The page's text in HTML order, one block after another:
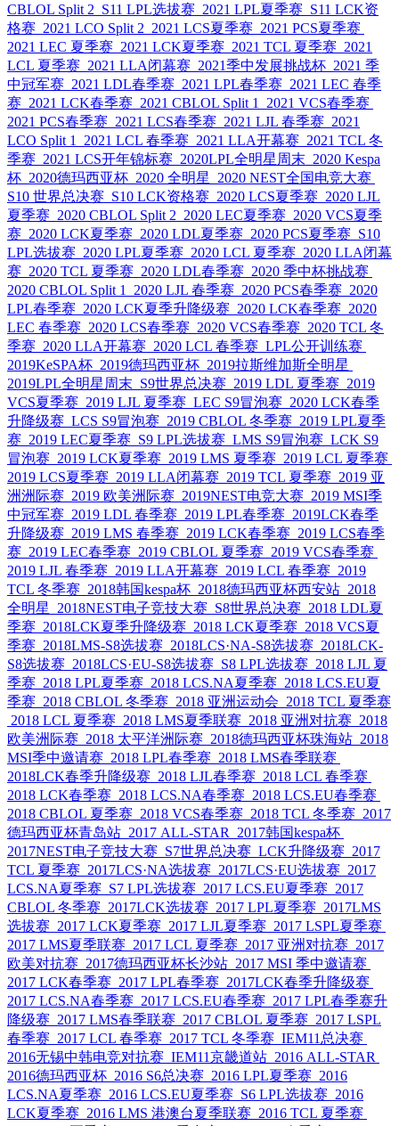
CBLOL Split 2 S11 LPL选拔赛 2021 LPL夏季赛 S11 LCK资
格赛 2021 LCO Split 2 2021 LCS夏季赛 2021 PCS夏季赛
2021 LEC 夏季赛 2021 LCK夏季赛 2021 TCL 夏季赛 2021
LCL 夏季赛 2021 LLA闭幕赛 2021季中发展挑战杯 2021 季
中冠军赛 2021 LDL春季赛 2021 LPL春季赛 2021 LEC 春季
赛 2021 LCK春季赛 2021 CBLOL Split 1
2021 VCS春季赛
2021 PCS春季赛 2021 LCS春季赛 2021 LJL 春季赛 2021
LCO Split 1
2021 LCL 春季赛 2021 LLA开幕赛 2021 TCL 冬
季赛 2021 LCS开年锦标赛 2020LPL全明星周末 2020 Kespa
杯 2020德玛西亚杯 2020 全明星
2020 NEST全国电竞大赛
S10 世界总决赛 S10 LCK资格赛 2020 LCS夏季赛 2020 LJL
夏季赛 2020 CBLOL Split 2 2020 LEC夏季赛 2020 VCS夏季
赛 2020 LCK夏季赛 2020 LDL夏季赛 2020 PCS夏季赛 S10
LPL选拔赛 2020 LPL夏季赛 2020 LCL 夏季赛 2020 LLA闭幕
赛 2020 TCL 夏季赛 2020 LDL春季赛 2020 季中杯挑战赛
2020 CBLOL Split 1
2020 LJL 春季赛 2020 PCS春季赛 2020
LPL春季赛 2020 LCK夏季升降级赛 2020 LCK春季赛 2020
LEC 春季赛 2020 LCS春季赛 2020 VCS春季赛 2020 TCL 冬
季赛 2020 LLA开幕赛 2020 LCL 春季赛 LPL公开训练赛
2019KeSPA杯 2019德玛西亚杯 2019拉斯维加斯全明星
2019LPL全明星周末 S9世界总决赛 2019 LDL 夏季赛 2019
VCS夏季赛 2019 LJL 夏季赛 LEC S9冒泡赛 2020 LCK春季
升降级赛 LCS S9冒泡赛 2019 CBLOL 冬季赛 2019 LPL夏季
赛 2019 LEC夏季赛 S9 LPL选拔赛 LMS S9冒泡赛 LCK S9
冒泡赛 2019 LCK夏季赛 2019 LMS 夏季赛 2019 LCL 夏季赛
2019 LCS夏季赛 2019 LLA闭幕赛 2019 TCL 夏季赛 2019 亚
洲洲际赛 2019 欧美洲际赛 2019NEST电竞大赛 2019 MSI季
中冠军赛 2019 LDL 春季赛 2019 LPL春季赛 2019LCK春季
升降级赛 2019 LMS 春季赛 2019 LCK春季赛 2019 LCS春季
赛 2019 LEC春季赛 2019 CBLOL 夏季赛 2019 VCS春季赛
2019 LJL 春季赛 2019 LLA开幕赛 2019 LCL 春季赛 2019
TCL 冬季赛 2018韩国kespa杯 2018德玛西亚杯西安站 2018
全明星
2018NEST电子竞技大赛 S8世界总决赛 2018 LDL夏
季赛 2018LCK夏季升降级赛 2018 LCK夏季赛 2018 VCS夏
季赛 2018LMS-S8选拔赛 2018LCS·NA-S8选拔赛 2018LCK-
S8选拔赛 2018LCS·EU-S8选拔赛 S8 LPL选拔赛 2018 LJL 夏
季赛 2018 LPL夏季赛 2018 LCS.NA夏季赛 2018 LCS.EU夏
季赛 2018 CBLOL 冬季赛 2018 亚洲运动会 2018 TCL 夏季赛
2018 LCL 夏季赛 2018 LMS夏季联赛 2018 亚洲对抗赛 2018
欧美洲际赛 2018 太平洋洲际赛 2018德玛西亚杯珠海站 2018
MSI季中邀请赛 2018 LPL春季赛 2018 LMS春季联赛
2018LCK春季升降级赛 2018 LJL春季赛 2018 LCL 春季赛
2018 LCK春季赛 2018 LCS.NA春季赛 2018 LCS.EU春季赛
2018 CBLOL 夏季赛 2018 VCS春季赛 2018 TCL 冬季赛 2017
德玛西亚杯青岛站 2017 ALL-STAR
2017韩国kespa杯
2017NEST电子竞技大赛 S7世界总决赛 LCK升降级赛 2017
TCL 夏季赛 2017LCS·NA选拔赛 2017LCS·EU选拔赛 2017
LCS.NA夏季赛 S7 LPL选拔赛 2017 LCS.EU夏季赛 2017
CBLOL 冬季赛 2017LCK选拔赛 2017 LPL夏季赛 2017LMS
选拔赛 2017 LCK夏季赛 2017 LJL夏季赛 2017 LSPL夏季赛
2017 LMS夏季联赛 2017 LCL 夏季赛 2017 亚洲对抗赛 2017
欧美对抗赛 2017德玛西亚杯长沙站 2017 MSI 季中邀请赛
2017 LCK春季赛 2017 LPL春季赛 2017LCK春季升降级赛
2017 LCS.NA春季赛 2017 LCS.EU春季赛 2017 LPL春季赛升
降级赛 2017 LMS春季联赛 2017 CBLOL 夏季赛 2017 LSPL
春季赛 2017 LCL 春季赛 2017 TCL 冬季赛 IEM11总决赛
2016无锡中韩电竞对抗赛 IEM11京畿道站 2016 ALL-STAR
2016德玛西亚杯 2016 S6总决赛 2016 LPL夏季赛 2016
LCS.NA夏季赛 2016 LCS.EU夏季赛 S6 LPL选拔赛 2016
LCK夏季赛 2016 LMS 港澳台夏季联赛 2016 TCL 夏季赛